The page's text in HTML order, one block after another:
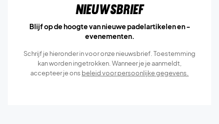
Nieuwsbrief
Blijf op de hoogte van nieuwe padelartikelen en -
evenementen.
Schrijf je hieronder in voor onze nieuwsbrief. Toestemming
kan worden ingetrokken. Wanneer je je aanmeldt,
accepteer je ons beleid voor persoonlijke gegevens.